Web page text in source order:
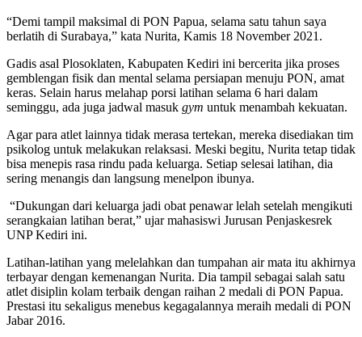
“Demi tampil maksimal di PON Papua, selama satu tahun saya
berlatih di Surabaya,” kata Nurita, Kamis 18 November 2021.
Gadis asal Plosoklaten, Kabupaten Kediri ini bercerita jika proses
gemblengan fisik dan mental selama persiapan menuju PON, amat
keras. Selain harus melahap porsi latihan selama 6 hari dalam
seminggu, ada juga jadwal masuk gym untuk menambah kekuatan.
Agar para atlet lainnya tidak merasa tertekan, mereka disediakan tim
psikolog untuk melakukan relaksasi. Meski begitu, Nurita tetap tidak
bisa menepis rasa rindu pada keluarga. Setiap selesai latihan, dia
sering menangis dan langsung menelpon ibunya.
“Dukungan dari keluarga jadi obat penawar lelah setelah mengikuti
serangkaian latihan berat,” ujar mahasiswi Jurusan Penjaskesrek
UNP Kediri ini.
Latihan-latihan yang melelahkan dan tumpahan air mata itu akhirnya
terbayar dengan kemenangan Nurita. Dia tampil sebagai salah satu
atlet disiplin kolam terbaik dengan raihan 2 medali di PON Papua.
Prestasi itu sekaligus menebus kegagalannya meraih medali di PON
Jabar 2016.